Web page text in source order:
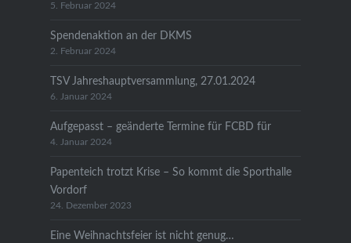
5. Februar 2024
Spendenaktion an der DKMS
2. Februar 2024
TSV Jahreshauptversammlung, 27.01.2024
6. Januar 2024
Aufgepasst – geänderte Termine für FCBD für
4. Januar 2024
Papenteich trotzt Krise – So kommt die Sporthalle
Vordorf
24. Dezember 2023
Eine Weihnachtsfeier ist nicht genug…